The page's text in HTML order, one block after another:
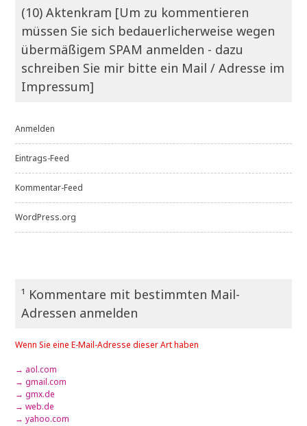
(10) Aktenkram [Um zu kommentieren
müssen Sie sich bedauerlicherweise wegen
übermäßigem SPAM anmelden - dazu
schreiben Sie mir bitte ein Mail / Adresse im
Impressum]
Anmelden
Eintrags-Feed
Kommentar-Feed
WordPress.org
¹ Kommentare mit bestimmten Mail-
Adressen anmelden
Wenn Sie eine E-Mail-Adresse dieser Art haben
→ aol.com
→ gmail.com
→ gmx.de
→ web.de
→ yahoo.com